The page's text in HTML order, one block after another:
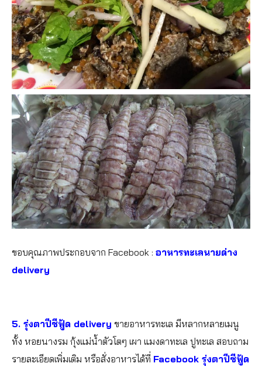
ขอบคุณภาพประกอบจาก Facebook : อาหารทะเลนายด่าง
delivery
5. รุ่งตาปีซีฟู้ด delivery ขายอาหารทะเล มีหลากหลายเมนู
ทั้ง หอยนางรม กุ้งแม่น้ำตัวโตๆ เผา แมงดาทะเล ปูทะเล สอบถาม
รายละเอียดเพิ่มเติม หรือสั่งอาหารได้ที่ Facebook รุ่งตาปีซีฟู้ด